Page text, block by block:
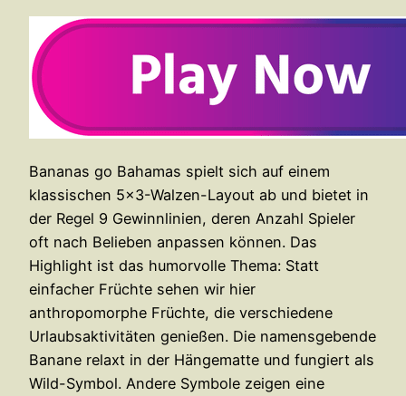
Bananas go Bahamas spielt sich auf einem
klassischen 5×3-Walzen-Layout ab und bietet in
der Regel 9 Gewinnlinien, deren Anzahl Spieler
oft nach Belieben anpassen können. Das
Highlight ist das humorvolle Thema: Statt
einfacher Früchte sehen wir hier
anthropomorphe Früchte, die verschiedene
Urlaubsaktivitäten genießen. Die namensgebende
Banane relaxt in der Hängematte und fungiert als
Wild-Symbol. Andere Symbole zeigen eine